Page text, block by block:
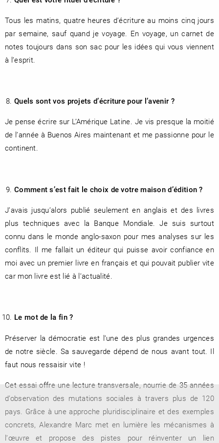
Cet essai offre une lecture transversale, nourrie de 35 années
d’observation des mutations sociales à travers plus de 120
pays. Grâce à une approche pluridisciplinaire et des exemples
concrets, Alexandre Marc met en lumière les mécanismes à
l’œuvre et propose des pistes pour réinventer un lien
Tous les matins, quatre heures d’écriture au moins cinq jours
par semaine, sauf quand je voyage. En voyage, un carnet de
notes toujours dans son sac pour les idées qui vous viennent
à l’esprit.
Quels sont vos projets d’écriture pour l’avenir ?
Je pense écrire sur L’Amérique Latine. Je vis presque la moitié
de l’année à Buenos Aires maintenant et me passionne pour le
continent.
Comment s’est fait le choix de votre maison d’édition ?
J’avais jusqu’alors publié seulement en anglais et des livres
plus techniques avec la Banque Mondiale. Je suis surtout
connu dans le monde anglo-saxon pour mes analyses sur les
conflits. Il me fallait un éditeur qui puisse avoir confiance en
moi avec un premier livre en français et qui pouvait publier vite
car mon livre est lié à l’actualité.
Le mot de la fin ?
Préserver la démocratie est l’une des plus grandes urgences
de notre siècle. Sa sauvegarde dépend de nous avant tout. Il
faut nous ressaisir vite !